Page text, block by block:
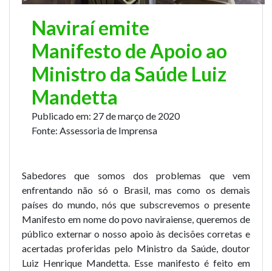
Naviraí emite
Manifesto de Apoio ao
Ministro da Saúde Luiz
Mandetta
Publicado em: 27 de março de 2020
Fonte: Assessoria de Imprensa
Sabedores que somos dos problemas que vem
enfrentando não só o Brasil, mas como os demais
países do mundo, nós que subscrevemos o presente
Manifesto em nome do povo naviraiense, queremos de
público externar o nosso apoio às decisões corretas e
acertadas proferidas pelo Ministro da Saúde, doutor
Luiz Henrique Mandetta. Esse manifesto é feito em